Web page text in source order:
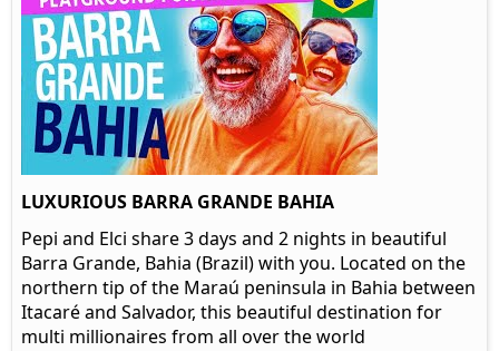
LUXURIOUS BARRA GRANDE BAHIA
Pepi and Elci share 3 days and 2 nights in beautiful
Barra Grande, Bahia (Brazil) with you. Located on the
northern tip of the Maraú peninsula in Bahia between
Itacaré and Salvador, this beautiful destination for
multi millionaires from all over the world